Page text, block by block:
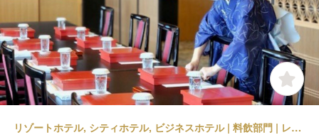
リゾートホテル, シティホテル, ビジネスホテル | 料飲部門 | レストランサービス・ホールスタッフ | 東京イーストサイドホテル櫂会 日本料理 「あけくれ」